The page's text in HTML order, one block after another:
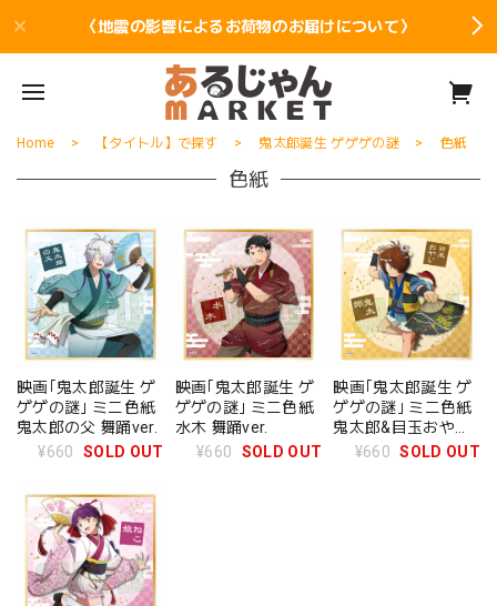
〈地震の影響によるお荷物のお届けについて〉
Home 【タイトル】で探す 鬼太郎誕生 ゲゲゲの謎 色紙
色紙
映画｢鬼太郎誕生 ゲ
ゲゲの謎｣ ミニ色紙
鬼太郎の父 舞踊ver.
¥660
SOLD OUT
映画｢鬼太郎誕生 ゲ
ゲゲの謎｣ ミニ色紙
水木 舞踊ver.
¥660
SOLD OUT
映画｢鬼太郎誕生 ゲ
ゲゲの謎｣ ミニ色紙
鬼太郎&目玉おやじ
舞踊ver.
¥660 SOLD OUT